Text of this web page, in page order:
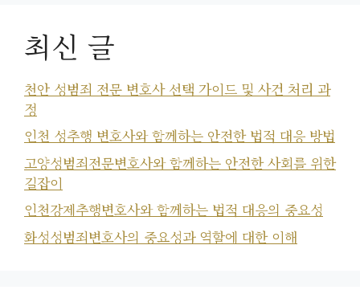
최신 글
천안 성범죄 전문 변호사 선택 가이드 및 사건 처리 과
정
인천 성추행 변호사와 함께하는 안전한 법적 대응 방법
고양성범죄전문변호사와 함께하는 안전한 사회를 위한
길잡이
인천강제추행변호사와 함께하는 법적 대응의 중요성
화성성범죄변호사의 중요성과 역할에 대한 이해